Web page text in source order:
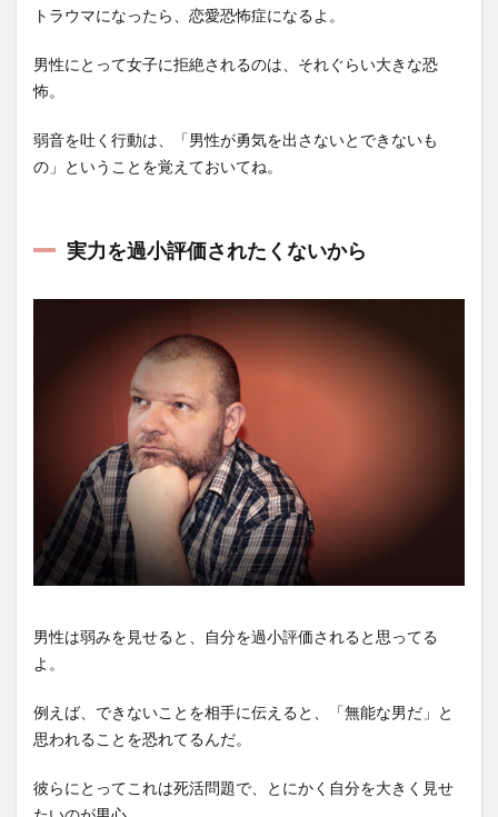
トラウマになったら、恋愛恐怖症になるよ。
男性にとって女子に拒絶されるのは、それぐらい大きな恐
怖。
弱音を吐く行動は、「男性が勇気を出さないとできないも
の」ということを覚えておいてね。
実力を過小評価されたくないから
男性は弱みを見せると、自分を過小評価されると思ってる
よ。
例えば、できないことを相手に伝えると、「無能な男だ」と
思われることを恐れてるんだ。
彼らにとってこれは死活問題で、とにかく自分を大きく見せ